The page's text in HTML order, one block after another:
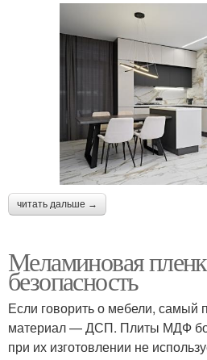
читать дальше →
Меламиновая
безопасность
Если говорить о мебели, самый
материал — ДСП. Плиты МДФ
при их изготовлении не